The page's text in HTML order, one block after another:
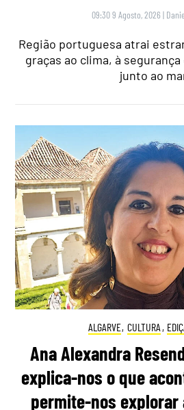
09:30 9 Agosto, 2026 |
Região portuguesa atrai
graças ao clima, à
junto ao
ALGARVE, CULTURA ,
Ana Alexandra
explica-nos o que
permite-nos explorar